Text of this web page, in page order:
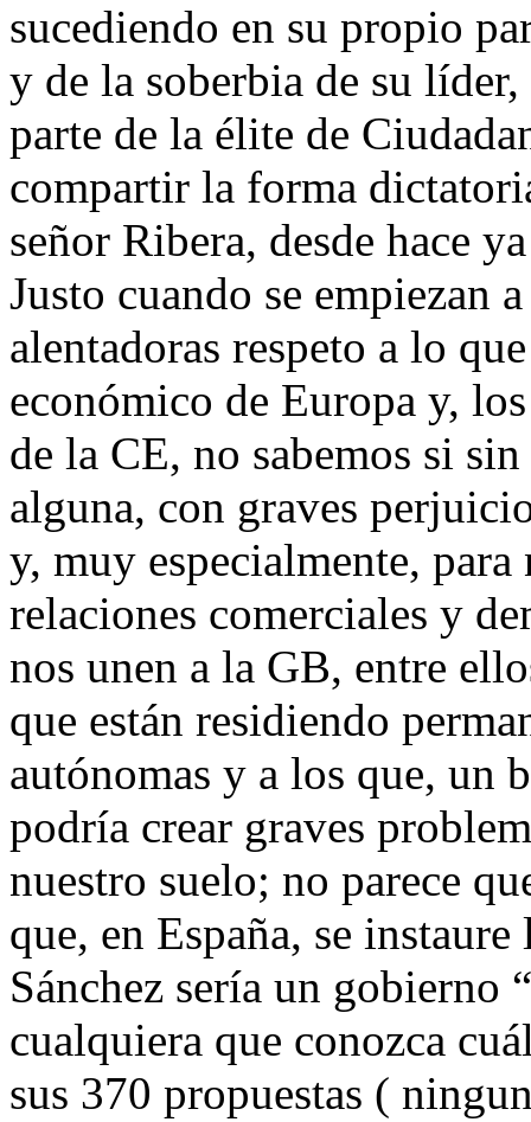
sucediendo en su propio
y de la soberbia de su
parte de la élite de
compartir la forma
señor Ribera, desde hace
Justo cuando se empiezan
alentadoras respeto a lo
económico de Europa y,
de la CE, no sabemos si
alguna, con graves
y, muy especialmente,
relaciones comerciales y
nos unen a la GB, entre
que están residiendo
autónomas y a los que, un
podría crear graves
nuestro suelo; no parece
que, en España, se
Sánchez sería un gobierno
cualquiera que conozca
sus 370 propuestas (